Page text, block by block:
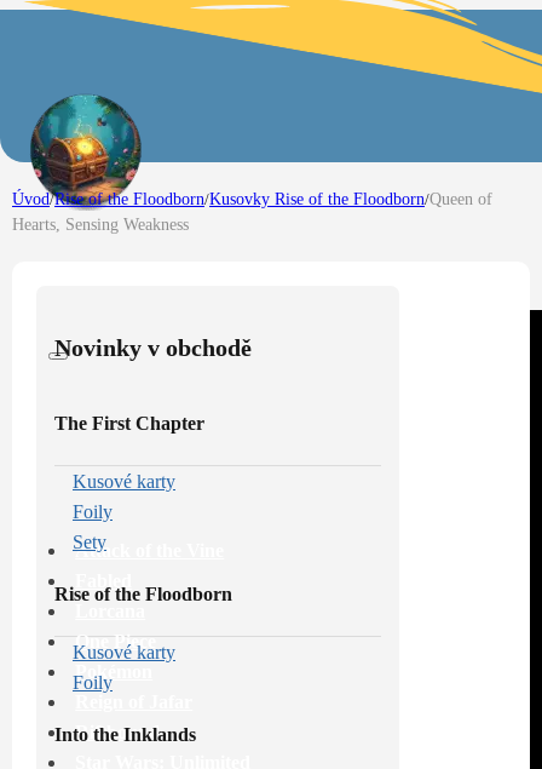
Attack of the Vine
One Piece
Pokémon
Riftbound
Úvod/Rise of the Floodborn/Kusovky Rise of the Floodborn/Queen of
Hearts, Sensing Weakness
Novinky v obchodě
The First Chapter
Kusové karty
Foily
Sety
Rise of the Floodborn
Kusové karty
Foily
Into the Inklands